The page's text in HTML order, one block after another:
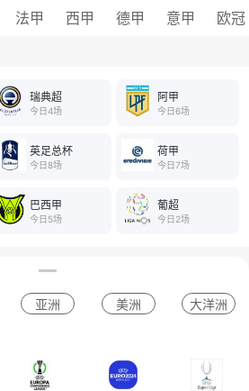
法甲 西甲 德甲 意甲 欧冠
瑞典超
今日4场
阿甲
今日6场
英足总杯
今日8场
荷甲
今日7场
巴西甲
今日5场
葡超
今日2场
亚洲 美洲 大洋洲